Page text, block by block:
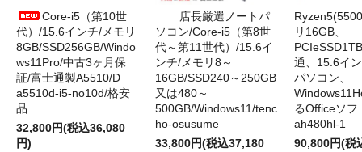
Core-i5（第10世
代）/15.6インチ/メモリ
8GB/SSD256GB/Windo
ws11Pro/中古3ヶ月保
証/富士通製A5510/D
a5510d-i5-no10d/格安
品
32,800円(税込36,080
円)
店長厳選ノートパ
ソコン/Core-i5（第8世
代～第11世代）/15.6イ
ンチ/メモリ8～
16GB/SSD240～250GB
又は480～
500GB/Windows11/tenc
ho-osusume
33,800円(税込37,180
リ16GB、
通、15.6イ
パソコン、
るOfficeソフ
ah480hl-1
90,800円(税